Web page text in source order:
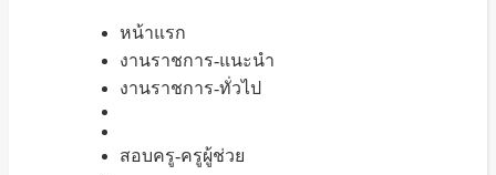
หน้าแรก
งานราชการ-แนะนำ
งานราชการ-ทั่วไป
สอบครู-ครูผู้ช่วย